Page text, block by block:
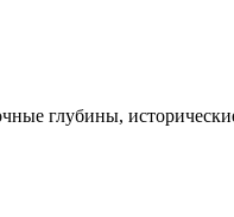
глубины,